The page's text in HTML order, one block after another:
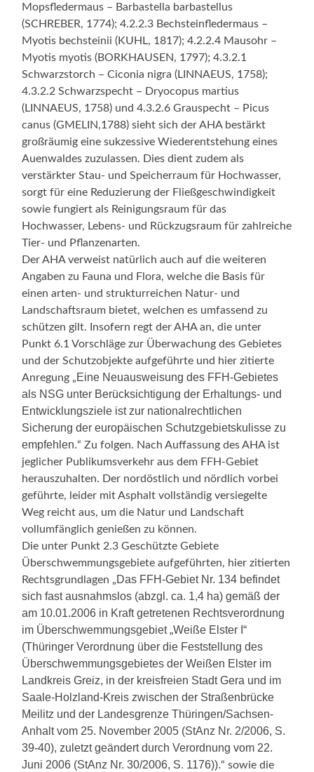
Mopsfledermaus – Barbastella barbastellus
(SCHREBER, 1774); 4.2.2.3 Bechsteinfledermaus –
Myotis bechsteinii (KUHL, 1817); 4.2.2.4 Mausohr –
Myotis myotis (BORKHAUSEN, 1797); 4.3.2.1
Schwarzstorch – Ciconia nigra (LINNAEUS, 1758);
4.3.2.2 Schwarzspecht – Dryocopus martius
(LINNAEUS, 1758) und 4.3.2.6 Grauspecht – Picus
canus (GMELIN,1788) sieht sich der AHA bestärkt
großräumig eine sukzessive Wiederentstehung eines
Auenwaldes zuzulassen. Dies dient zudem als
verstärkter Stau- und Speicherraum für Hochwasser,
sorgt für eine Reduzierung der Fließgeschwindigkeit
sowie fungiert als Reinigungsraum für das
Hochwasser, Lebens- und Rückzugsraum für zahlreiche
Tier- und Pflanzenarten.
Der AHA verweist natürlich auch auf die weiteren
Angaben zu Fauna und Flora, welche die Basis für
einen arten- und strukturreichen Natur- und
Landschaftsraum bietet, welchen es umfassend zu
schützen gilt. Insofern regt der AHA an, die unter
Punkt 6.1 Vorschläge zur Überwachung des Gebietes
und der Schutzobjekte aufgeführte und hier zitierte
Anregung „Eine Neuausweisung des FFH-Gebietes
als NSG unter Berücksichtigung der Erhaltungs- und
Entwicklungsziele ist zur nationalrechtlichen
Sicherung der europäischen Schutzgebietskulisse zu
empfehlen.“ Zu folgen. Nach Auffassung des AHA ist
jeglicher Publikumsverkehr aus dem FFH-Gebiet
herauszuhalten. Der nordöstlich und nördlich vorbei
geführte, leider mit Asphalt vollständig versiegelte
Weg reicht aus, um die Natur und Landschaft
vollumfänglich genießen zu können.
Die unter Punkt 2.3 Geschützte Gebiete
Überschwemmungsgebiete aufgeführten, hier zitierten
Rechtsgrundlagen „Das FFH-Gebiet Nr. 134 befindet
sich fast ausnahmslos (abzgl. ca. 1,4 ha) gemäß der
am 10.01.2006 in Kraft getretenen Rechtsverordnung
im Überschwemmungsgebiet „Weiße Elster I“
(Thüringer Verordnung über die Feststellung des
Überschwemmungsgebietes der Weißen Elster im
Landkreis Greiz, in der kreisfreien Stadt Gera und im
Saale-Holzland-Kreis zwischen der Straßenbrücke
Meilitz und der Landesgrenze Thüringen/Sachsen-
Anhalt vom 25. November 2005 (StAnz Nr. 2/2006, S.
39-40), zuletzt geändert durch Verordnung vom 22.
Juni 2006 (StAnz Nr. 30/2006, S. 1176)).“ sowie die